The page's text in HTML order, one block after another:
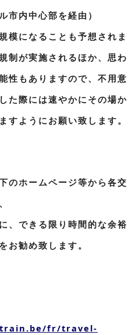
市内中心部を経由）
模になることも予想されま
制が実施されるほか、思わ
性もありますので、不用意
た際には速やかにその場か
すようにお願い致します。
のホームページ等から各交
、できる限り時間的な余裕
お勧め致します。
fr/travel-